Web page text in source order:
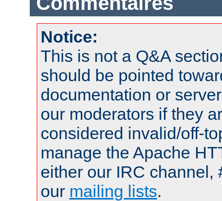
Notice:
This is not a Q&A
should be pointed
documentation or
our moderators if they
considered invalid/off-
manage the Apache
either our IRC channel,
our mailing lists.